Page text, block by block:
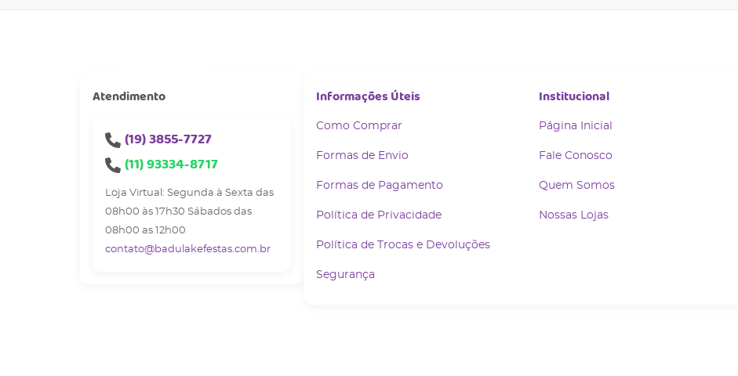
Atendimento
(19)3855-7727
(11)93334-8717
Loja Virtual: Segunda à Sexta das
08h00 às 17h30 Sábados das
08h00 as 12h00
contato@badulakefestas.com.br
Informações Úteis
Como Comprar
Formas de Envio
Formas de Pagamento
Política de Privacidade
Política de Trocas e Devoluções
Segurança
Institucional
Página Inicial
Fale Conosco
Quem Somos
Nossas Lojas